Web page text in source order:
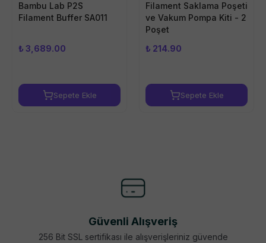
Bambu Lab P2S
Filament Buffer SA011
₺ 3,689.00
Sepete Ekle
Filament Saklama Poşeti
ve Vakum Pompa Kiti - 2
Poşet
₺ 214.90
Sepete Ekle
Güvenli Alışveriş
256 Bit SSL sertifikası ile alışverişleriniz güvende